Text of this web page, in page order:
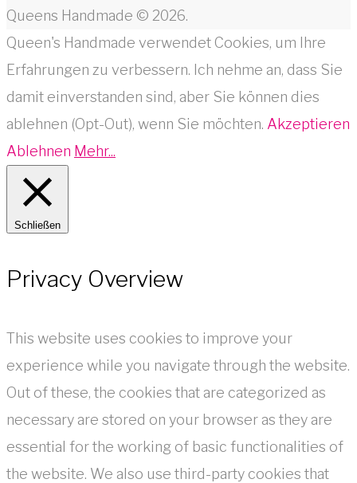
Queens Handmade © 2026.
Queen's Handmade verwendet Cookies, um Ihre
Erfahrungen zu verbessern. Ich nehme an, dass Sie
damit einverstanden sind, aber Sie können dies
ablehnen (Opt-Out), wenn Sie möchten. Akzeptieren
Ablehnen Mehr...
Schließen
Privacy Overview
This website uses cookies to improve your
experience while you navigate through the website.
Out of these, the cookies that are categorized as
necessary are stored on your browser as they are
essential for the working of basic functionalities of
the website. We also use third-party cookies that